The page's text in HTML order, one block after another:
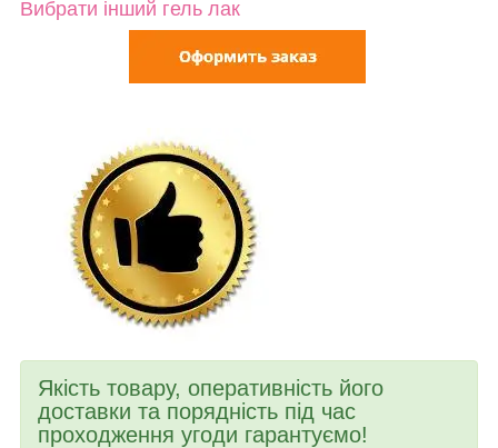
Вибрати інший гель лак
Якість товару, оперативність його
доставки та порядність під час
проходження угоди гарантуємо!